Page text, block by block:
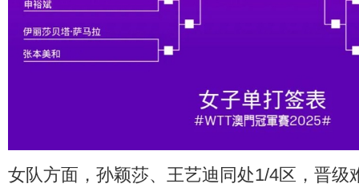
女队方面，孙颖莎、王艺迪同处1/4区，晋级